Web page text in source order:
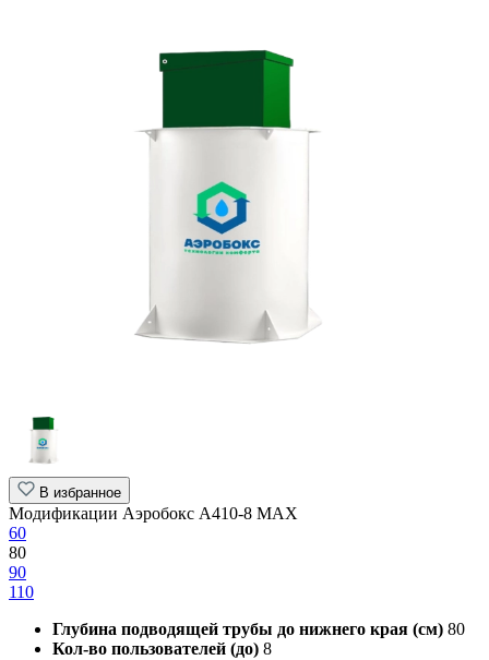
В избранное
Модификации Аэробокс А410-8 MAX
60
80
90
110
Глубина подводящей трубы до нижнего края (см) 80
Кол-во пользователей (до) 8